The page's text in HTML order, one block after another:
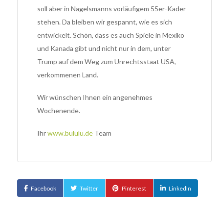
soll aber in Nagelsmanns vorläufigem 55er-Kader
stehen. Da bleiben wir gespannt, wie es sich
entwickelt. Schön, dass es auch Spiele in Mexiko
und Kanada gibt und nicht nur in dem, unter
Trump auf dem Weg zum Unrechtsstaat USA,
verkommenen Land.
Wir wünschen Ihnen ein angenehmes
Wochenende.
Ihrwww.bululu.de Team
Facebook Twitter Pinterest LinkedIn